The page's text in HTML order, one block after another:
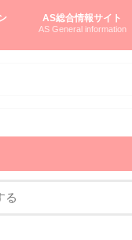
AS総合情報サイト
AS General information